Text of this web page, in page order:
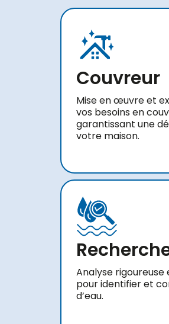
Couvreur
Mise en œuvre et
vos besoins en
garantissant une
votre maison.
Analyse
pour identifier et
d’eau.